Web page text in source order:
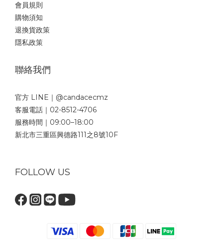
會員規則
購物須知
退換貨政策
隱私政策
聯絡我們
官方 LINE｜@candacecmz
客服電話｜02-8512-4706
服務時間｜09:00–18:00
新北市三重區興德路111之8號10F
FOLLOW US